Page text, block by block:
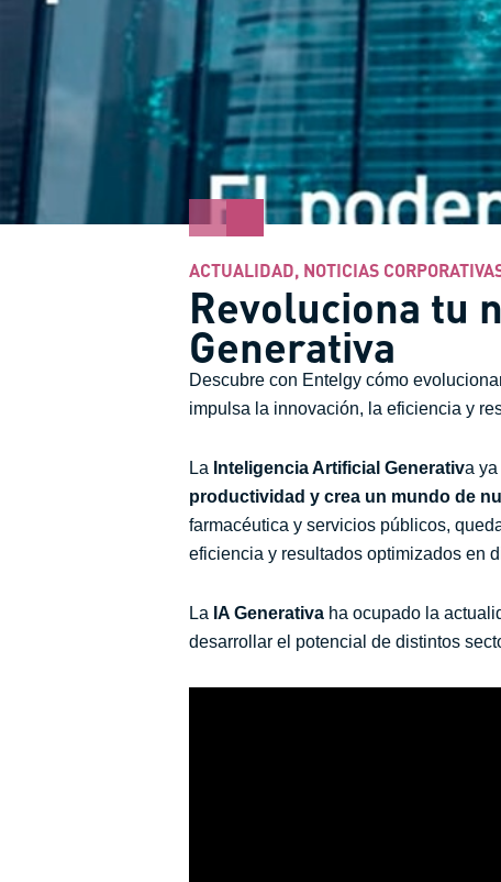
ACTUALIDAD, NOTICIAS
Revoluciona tu
Generativa
Descubre con Entelgy cómo
impulsa la innovación, la eficiencia y
La Inteligencia Artificial Generativa
productividad y crea un mundo de
farmacéutica y servicios públicos,
eficiencia y resultados optimizados en
La IA Generativa ha ocupado la
desarrollar el potencial de distintos